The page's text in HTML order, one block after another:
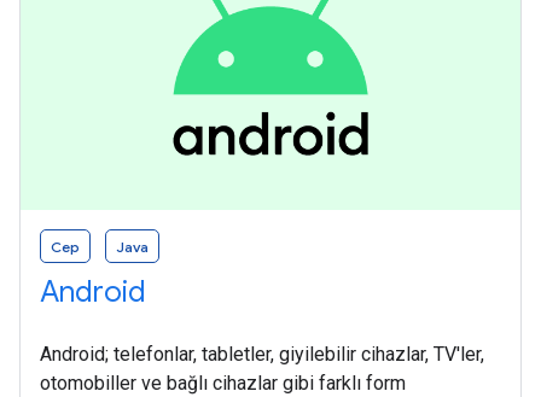
Cep Java
Android
Android; telefonlar, tabletler, giyilebilir cihazlar, TV'ler,
otomobiller ve bağlı cihazlar gibi farklı form